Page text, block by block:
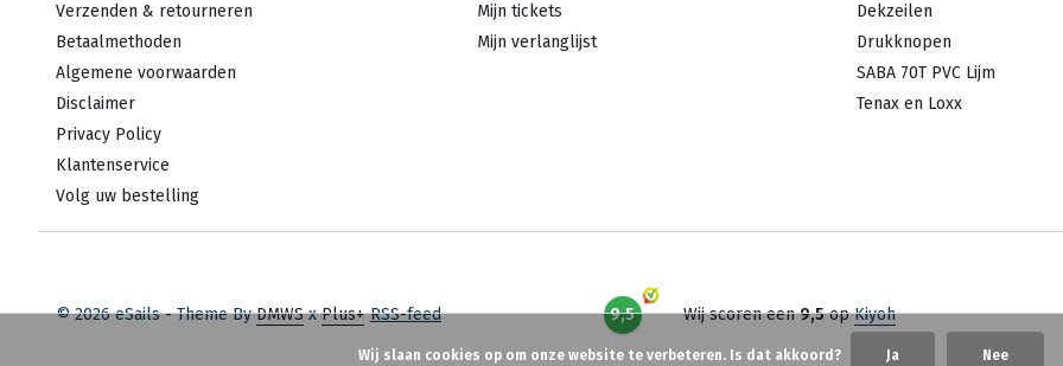
Verzenden & retourneren
Betaalmethoden
Algemene voorwaarden
Disclaimer
Privacy Policy
Klantenservice
Volg uw bestelling
Mijn tickets
Mijn verlanglijst
Dekzeilen
Drukknopen
SABA 70T PVC Lijm
Tenax en Loxx
© 2026 eSails - Theme ByDMWSxPlus+ RSS-feed 9,5 Wij scoren een9,5opKiyoh
Wij slaan cookies op om onze website te verbeteren. Is dat akkoord? Ja Nee